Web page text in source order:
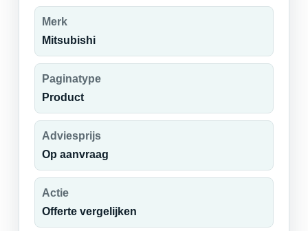
Merk
Mitsubishi
Paginatype
Product
Adviesprijs
Op aanvraag
Actie
Offerte vergelijken